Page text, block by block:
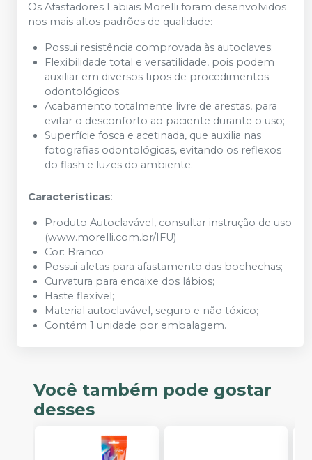
Os Afastadores Labiais Morelli foram desenvolvidos
nos mais altos padrões de qualidade:
Possui resistência comprovada às autoclaves;
Flexibilidade total e versatilidade, pois podem
auxiliar em diversos tipos de procedimentos
odontológicos;
Acabamento totalmente livre de arestas, para
evitar o desconforto ao paciente durante o uso;
Superfície fosca e acetinada, que auxilia nas
fotografias odontológicas, evitando os reflexos
do flash e luzes do ambiente.
Características:
Produto Autoclavável, consultar instrução de uso
(www.morelli.com.br/IFU)
Cor: Branco
Possui aletas para afastamento das bochechas;
Curvatura para encaixe dos lábios;
Haste flexível;
Material autoclavável, seguro e não tóxico;
Contém 1 unidade por embalagem.
Você também pode gostar
desses